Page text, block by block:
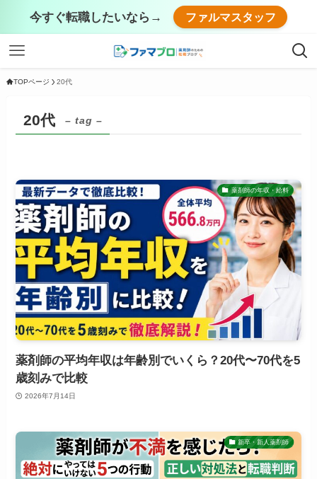
今すぐ転職したいなら→ ファルマスタッフ
TOPページ 20代
20代 – tag –
薬剤師の年収・給料
薬剤師の平均年収は年齢別でいくら？20代〜70代を5
歳刻みで比較
2026年7月14日
新卒・新人薬剤師